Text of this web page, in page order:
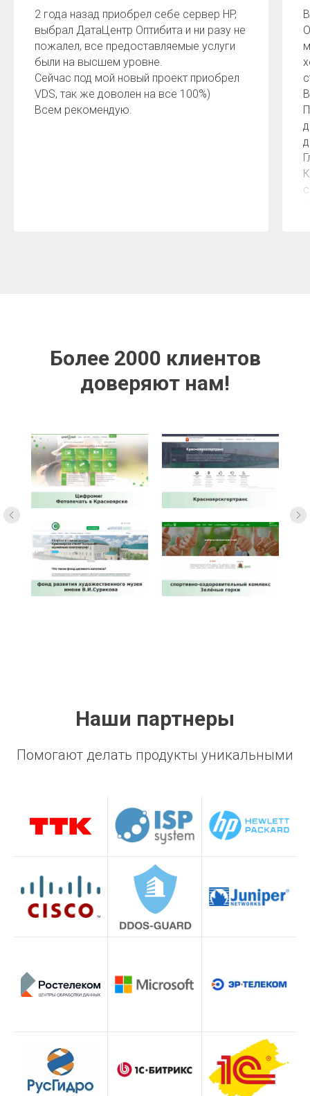
2 года назад приобрел себе сервер HP,
выбрал ДатаЦентр Оптибита и ни разу не
пожалел, все предоставляемые услуги
были на высшем уровне.
Сейчас под мой новый проект приобрел
VDS, так же доволен на все 100%)
Всем рекомендую.
Более 2000 клиентов
доверяют нам!
Наши партнеры
Помогают делать продукты уникальными